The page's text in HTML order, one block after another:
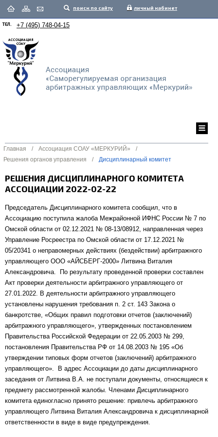
поиск по сайту личный кабинет
ТЕЛ. +7 (495) 748-04-15
Главная / Ассоциация СОАУ «МЕРКУРИЙ»
/
Решения органов управления
/ Дисциплинарный комитет
РЕШЕНИЯ ДИСЦИПЛИНАРНОГО КОМИТЕТА
АССОЦИАЦИИ 2022-02-22
Председатель Дисциплинарного комитета сообщил, что в
Ассоциацию поступила жалоба Межрайонной ИФНС России № 7 по
Омской области от 02.12.2021 № 08-13/08912, направленная через
Управление Росреестра по Омской области от 17.12.2021 №
05/20341 о неправомерных действиях (бездействии) арбитражного
управляющего ООО «АЙСБЕРГ-2000» Литвина Виталия
Александровича. По результату проведенной проверки составлен
Акт проверки деятельности арбитражного управляющего от
27.01.2022. В деятельности арбитражного управляющего
установлены нарушения требования п. 2 ст. 143 Закона о
банкротстве, «Общих правил подготовки отчетов (заключений)
арбитражного управляющего», утвержденных постановлением
Правительства Российской Федерации от 22.05.2003 № 299,
постановления Правительства РФ от 14.08.2003 № 195 «Об
утверждении типовых форм отчетов (заключений) арбитражного
управляющего». В адрес Ассоциации до даты дисциплинарного
заседания от Литвина В.А. не поступали документы, относящиеся к
предмету рассмотренной жалобы. Членами Дисциплинарного
комитета единогласно принято решение: привлечь арбитражного
управляющего Литвина Виталия Александровича к дисциплинарной
ответственности в виде в виде предупреждения.